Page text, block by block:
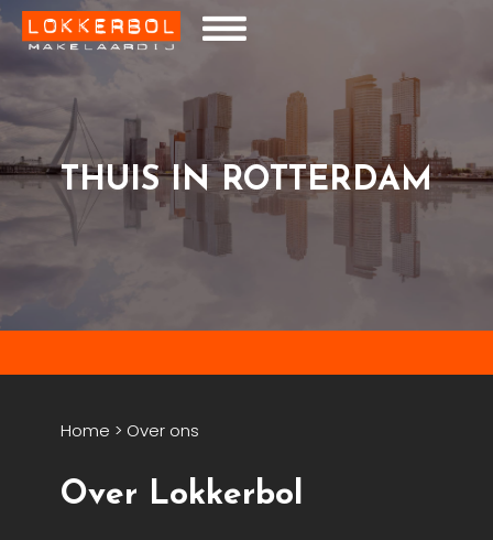
THUIS IN ROTTERDAM
Home > Over ons
Over Lokkerbol